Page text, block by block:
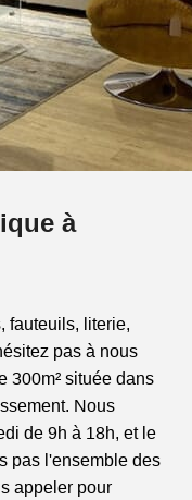
à
fauteuils, literie,
pas à nous
300m² située dans
Nous
de 9h à 18h, et le
pas l'ensemble des
appeler pour